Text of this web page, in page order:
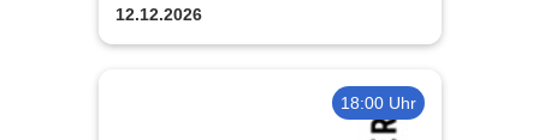
einen Tag
12.12.2026
18:00 Uhr